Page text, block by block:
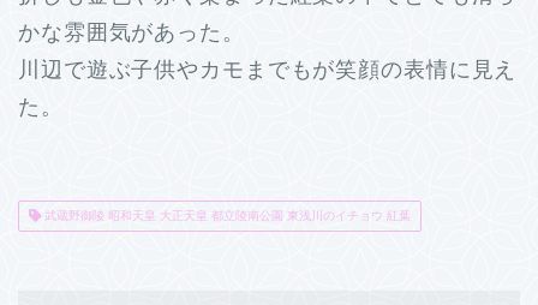
かな雰囲気があった。
川辺で遊ぶ子供やカモまでもが笑顔の表情に見え
た。
武蔵野御陵 昭和天皇 大正天皇 都立陵南公園 東浅川のイチョウ 紅葉